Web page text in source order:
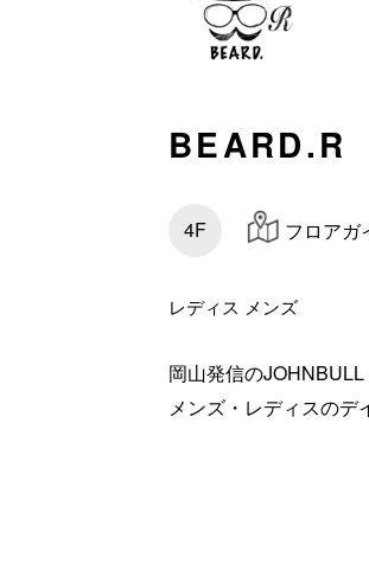
BEARD.R
4F フロアガ
レディス メンズ
岡山発信の
メンズ・レディスのデ